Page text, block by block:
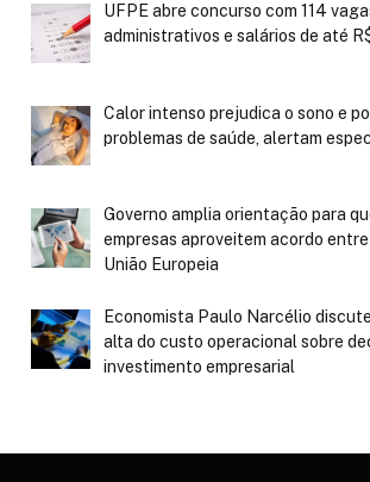
UFPE abre concurso com 114
administrativos e salários de até
Calor intenso prejudica o sono e
problemas de saúde, alertam
Governo amplia orientação para
empresas aproveitem acordo
União Europeia
Economista Paulo Narcélio
alta do custo operacional sobre
investimento empresarial